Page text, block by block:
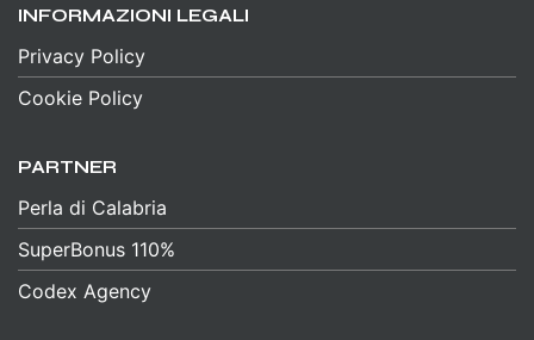
INFORMAZIONI LEGALI
Privacy Policy
Cookie Policy
PARTNER
Perla di Calabria
SuperBonus 110%
Codex Agency